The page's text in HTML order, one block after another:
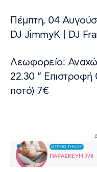
Πέμπτη, 04
DJ JimmyK | DJ
Λεωφορείο:
22.30 ” Επιστροφή
ποτό) 7€
-